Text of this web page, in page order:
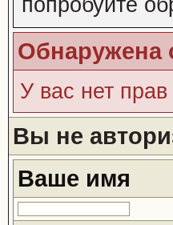
попробуйте
Обнаружена
У вас нет прав
Вы не
Ваше имя